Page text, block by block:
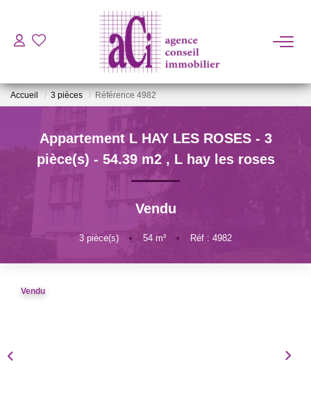
ACHETER
LOUER
ESTIMER
BIENS VENDUS
Accueil 3 pièces Référence 4982
Appartement L HAY LES ROSES - 3
pièce(s) - 54.39 m2, L hay les roses
Vendu
3 pièce(s) • 54 m² • Réf : 4982
Vendu